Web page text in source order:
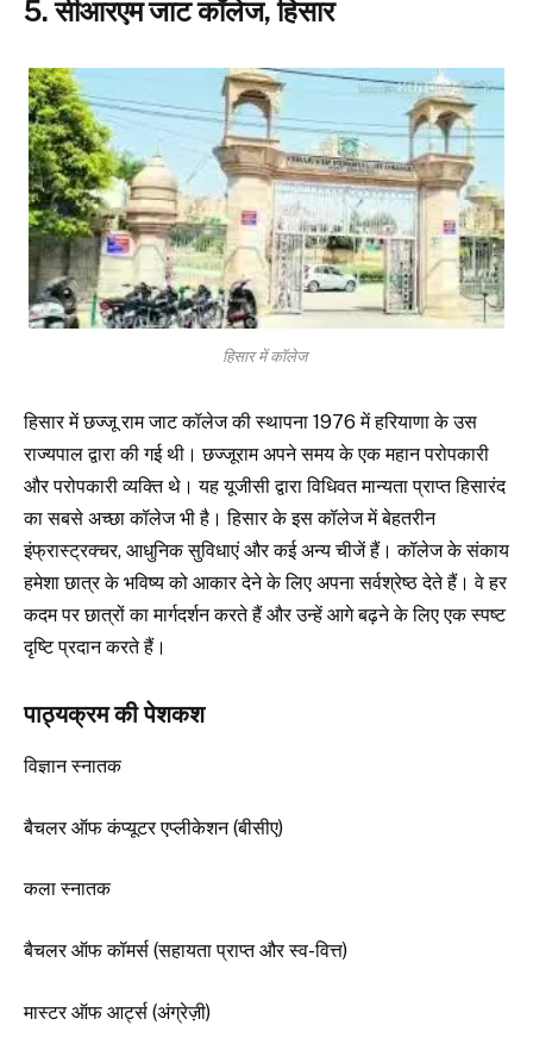
5. सीआरएम जाट कॉलेज, हिसार
हिसार में कॉलेज
हिसार में छज्जू राम जाट कॉलेज की स्थापना 1976 में हरियाणा के उस
राज्यपाल द्वारा की गई थी। छज्जूराम अपने समय के एक महान परोपकारी
और परोपकारी व्यक्ति थे। यह यूजीसी द्वारा विधिवत मान्यता प्राप्त हिसारंद
का सबसे अच्छा कॉलेज भी है। हिसार के इस कॉलेज में बेहतरीन
इंफ्रास्ट्रक्चर, आधुनिक सुविधाएं और कई अन्य चीजें हैं। कॉलेज के संकाय
हमेशा छात्र के भविष्य को आकार देने के लिए अपना सर्वश्रेष्ठ देते हैं। वे हर
कदम पर छात्रों का मार्गदर्शन करते हैं और उन्हें आगे बढ़ने के लिए एक स्पष्ट
दृष्टि प्रदान करते हैं।
पाठ्यक्रम की पेशकश
विज्ञान स्नातक
बैचलर ऑफ कंप्यूटर एप्लीकेशन (बीसीए)
कला स्नातक
बैचलर ऑफ कॉमर्स (सहायता प्राप्त और स्व-वित्त)
मास्टर ऑफ आर्ट्स (अंग्रेज़ी)